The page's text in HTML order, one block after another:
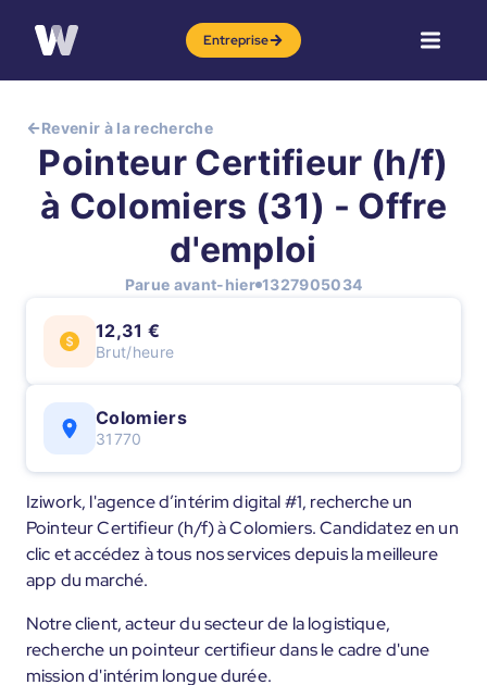
Entreprise
Revenir à la recherche
Pointeur Certifieur (h/f)
à Colomiers (31) - Offre
d'emploi
Parue avant-hier 1327905034
12,31 €
Brut/heure
Colomiers
31770
Iziwork, l'agence d’intérim digital #1, recherche un
Pointeur Certifieur (h/f) à Colomiers. Candidatez en un
clic et accédez à tous nos services depuis la meilleure
app du marché.
Notre client, acteur du secteur de la logistique,
recherche un pointeur certifieur dans le cadre d'une
mission d'intérim longue durée.